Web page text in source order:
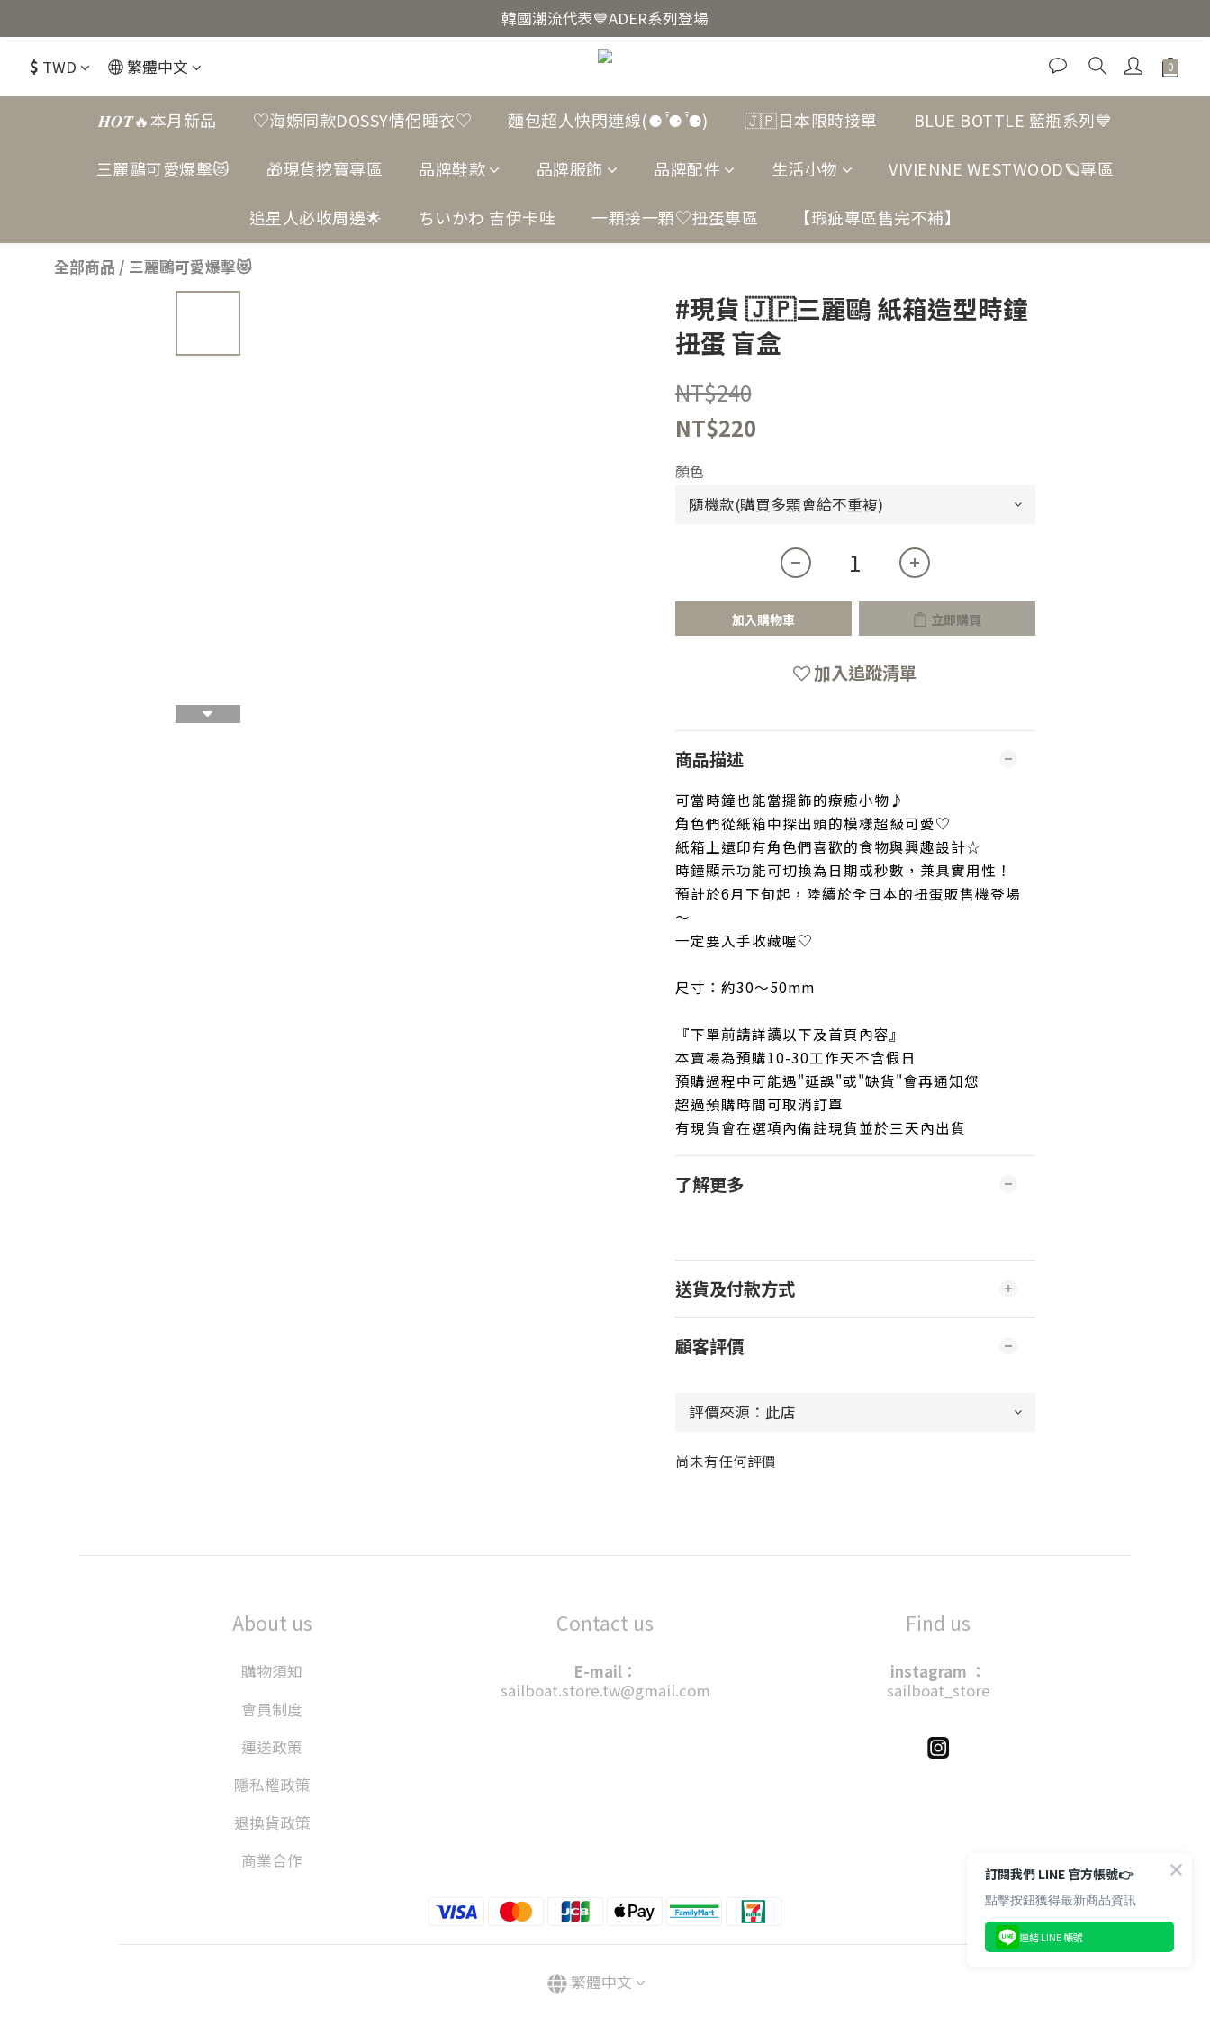
韓國爆紅🔥LUODIN Y2K相機📷
韓國潮流代表💙ADER系列登場
韓國爆紅🔥LUODIN Y2K相機📷
$ TWD 繁體中文
𝑯𝑶𝑻🔥本月新品 ♡海嫄同款DOSSY情侶睡衣♡ 麵包超人快閃連線(⚈ ̍̑⚈ ̍̑⚈) 🇯🇵日本限時接單 BLUE BOTTLE 藍瓶系列💙
三麗鷗可愛爆擊😻 🎁現貨挖寶專區 品牌鞋款 品牌服飾 品牌配件 生活小物 VIVIENNE WESTWOOD🪐專區
追星人必收周邊🌟 ちいかわ 吉伊卡哇 一顆接一顆♡扭蛋專區 【瑕疵專區售完不補】
全部商品 / 三麗鷗可愛爆擊😻
#現貨 🇯🇵三麗鷗 紙箱造型時鐘
扭蛋 盲盒
NT$240
NT$220
顏色
加入購物車 立即購買
加入追蹤清單
商品描述
可當時鐘也能當擺飾的療癒小物♪
角色們從紙箱中探出頭的模樣超級可愛♡
紙箱上還印有角色們喜歡的食物與興趣設計☆
時鐘顯示功能可切換為日期或秒數，兼具實用性！
預計於6月下旬起，陸續於全日本的扭蛋販售機登場
～
一定要入手收藏喔♡
尺寸：約30～50mm
『下單前請詳讀以下及首頁內容』
本賣場為預購10-30工作天不含假日
預購過程中可能遇"延誤"或"缺貨"會再通知您
超過預購時間可取消訂單
有現貨會在選項內備註現貨並於三天內出貨
了解更多
送貨及付款方式
顧客評價
尚未有任何評價
About us
購物須知
會員制度
運送政策
隱私權政策
退換貨政策
商業合作
Contact us
E-mail：
sailboat.store.tw@gmail.com
Find us
instagram ：
sailboat_store
繁體中文
訂閱我們 LINE 官方帳號👉
點擊按鈕獲得最新商品資訊
連結 LINE 帳號